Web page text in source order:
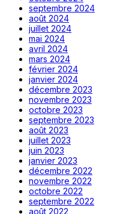
septembre 2024
août 2024
juillet 2024
mai 2024
avril 2024
mars 2024
février 2024
janvier 2024
décembre 2023
novembre 2023
octobre 2023
septembre 2023
août 2023
juillet 2023
juin 2023
janvier 2023
décembre 2022
novembre 2022
octobre 2022
septembre 2022
août 2022